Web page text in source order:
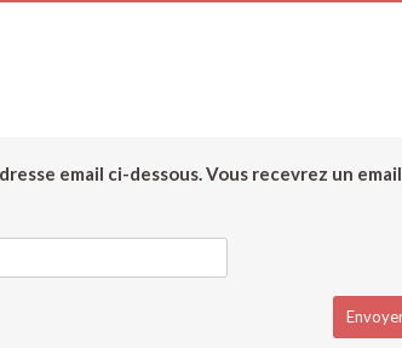
email ci-dessous. Vous recevrez un email